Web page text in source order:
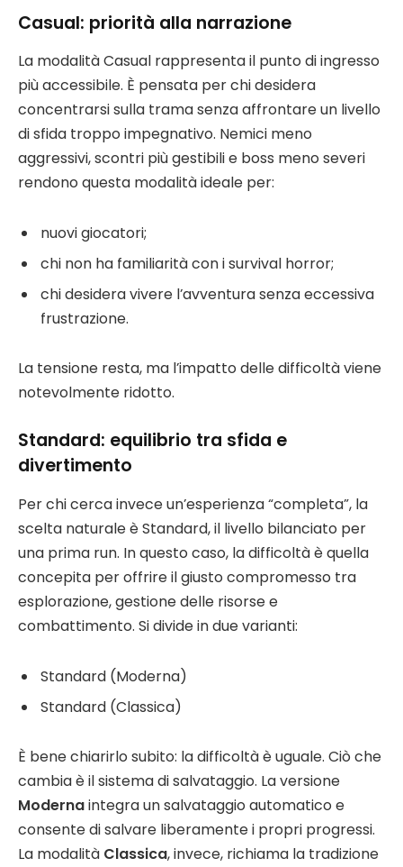
Casual: priorità alla narrazione
La modalità Casual rappresenta il punto di ingresso
più accessibile. È pensata per chi desidera
concentrarsi sulla trama senza affrontare un livello
di sfida troppo impegnativo. Nemici meno
aggressivi, scontri più gestibili e boss meno severi
rendono questa modalità ideale per:
nuovi giocatori;
chi non ha familiarità con i survival horror;
chi desidera vivere l’avventura senza eccessiva
frustrazione.
La tensione resta, ma l’impatto delle difficoltà viene
notevolmente ridotto.
Standard: equilibrio tra sfida e
divertimento
Per chi cerca invece un’esperienza “completa”, la
scelta naturale è Standard, il livello bilanciato per
una prima run. In questo caso, la difficoltà è quella
concepita per offrire il giusto compromesso tra
esplorazione, gestione delle risorse e
combattimento. Si divide in due varianti:
Standard (Moderna)
Standard (Classica)
È bene chiarirlo subito: la difficoltà è uguale. Ciò che
cambia è il sistema di salvataggio. La versione
Modernaintegra un salvataggio automatico e
consente di salvare liberamente i propri progressi.
La modalità Classica, invece, richiama la tradizione